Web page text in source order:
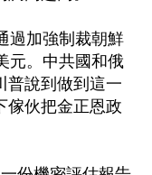
過加強制裁朝鮮
元。中共國和俄
普說到做到這一
傢伙把金正恩政